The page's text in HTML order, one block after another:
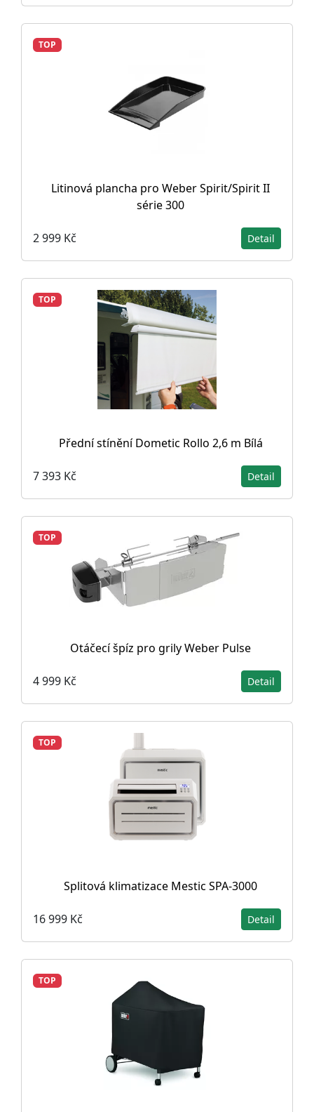
TOP
Litinová plancha pro Weber Spirit/Spirit II
série 300
2 999 Kč Detail
TOP
Přední stínění Dometic Rollo 2,6 m Bílá
7 393 Kč Detail
TOP
Otáčecí špíz pro grily Weber Pulse
4 999 Kč Detail
TOP
Splitová klimatizace Mestic SPA-3000
16 999 Kč Detail
TOP